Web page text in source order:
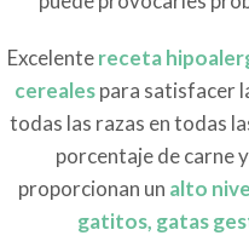
Excelentereceta
cereales para satisfacer
todas las razas en todas
porcentaje de carne
proporcionan un alto
gatitos, gatas